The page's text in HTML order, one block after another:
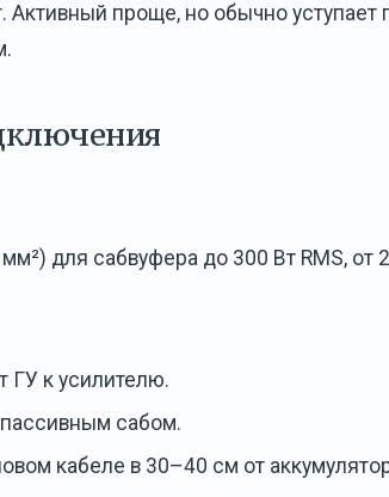
Активный проще, но обычно уступает
для сабвуфера до 300 Вт RMS, от
ГУ к усилителю.
сабом.
кабеле в 30–40 см от